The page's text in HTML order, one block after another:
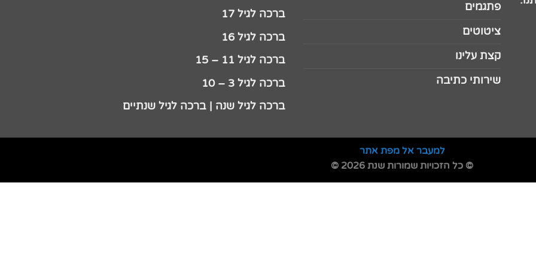
פתגמים
ציטוטים
קצת עלינו
שירותי כתיבה
ברכה לגיל 17
ברכה לגיל 16
ברכה לגיל 11 – 15
ברכה לגיל 3 – 10
ברכה לגיל שנה | ברכה לגיל שנתיים
למעבר אל מפת אתר
© כל הזכויות שמורות שנת 2026 ©